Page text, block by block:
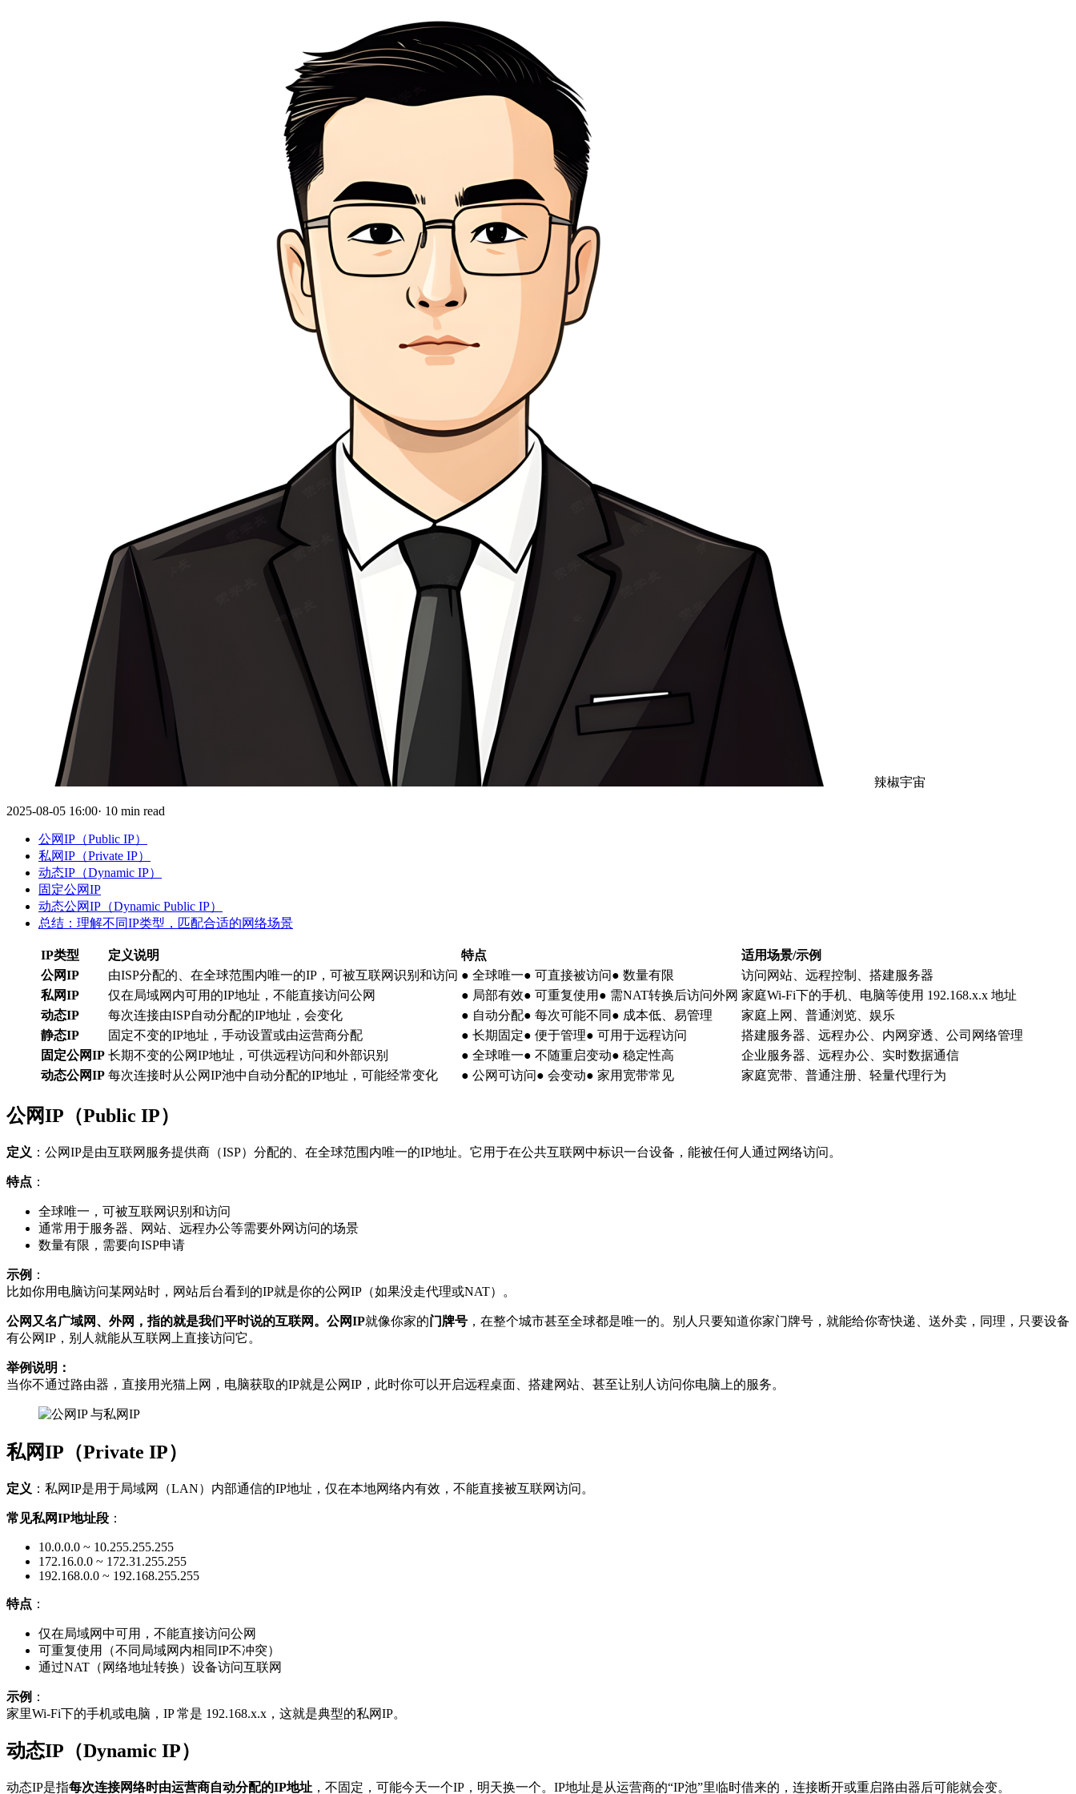
辣椒宇宙
2025-08-05 16:00· 10 min read
公网IP（Public IP）
私网IP（Private IP）
动态IP（Dynamic IP）
固定公网IP
动态公网IP（Dynamic Public IP）
总结：理解不同IP类型，匹配合适的网络场景
IP类型 定义说明 特点
适用场景/示例
公网IP
由ISP分配的、在全球范围内唯一的IP，可被互联网识别和访问 ● 全球唯一● 可直接被访问● 数量有限
访问网站、远程控制、搭建服务器
私网IP
仅在局域网内可用的IP地址，不能直接访问公网 ● 局部有效● 可重复使用● 需NAT转换后访问外网 家庭Wi-Fi下的手机、电脑等使用 192.168.x.x 地址
动态IP
每次连接由ISP自动分配的IP地址，会变化 ● 自动分配● 每次可能不同● 成本低、易管理
家庭上网、普通浏览、娱乐
静态IP
固定不变的IP地址，手动设置或由运营商分配 ● 长期固定● 便于管理● 可用于远程访问
搭建服务器、远程办公、内网穿透、公司网络管理
固定公网IP 长期不变的公网IP地址，可供远程访问和外部识别 ● 全球唯一● 不随重启变动● 稳定性高
企业服务器、远程办公、实时数据通信
动态公网IP 每次连接时从公网IP池中自动分配的IP地址，可能经常变化 ● 公网可访问● 会变动● 家用宽带常见 家庭宽带、普通注册、轻量代理行为
公网IP（Public IP）
定义 ：公网IP是由互联网服务提供商（ISP）分配的、在全球范围内唯一的IP地址。它用于在公共互联网中标识一台设备，能被任何人通过网络访问。
特点 ：
全球唯一，可被互联网识别和访问
通常用于服务器、网站、远程办公等需要外网访问的场景
数量有限，需要向ISP申请
示例 ：
比如你用电脑访问某网站时，网站后台看到的IP就是你的公网IP（如果没走代理或NAT）。
公网又名广域网、外网，指的就是我们平时说的互联网。公网IP就像你家的门牌号 ，在整个城市甚至全球都是唯一的。别人只要知道你家门牌号，就能给你寄快递、送外卖，同理，只要设备
有公网IP，别人就能从互联网上直接访问它。
举例说明：
当你不通过路由器，直接用光猫上网，电脑获取的IP就是公网IP，此时你可以开启远程桌面、搭建网站、甚至让别人访问你电脑上的服务。
私网IP（Private IP）
定义 ：私网IP是用于局域网（LAN）内部通信的IP地址，仅在本地网络内有效，不能直接被互联网访问。
常见私网IP地址段 ：
10.0.0.0 ~ 10.255.255.255
172.16.0.0 ~ 172.31.255.255
192.168.0.0 ~ 192.168.255.255
特点 ：
仅在局域网中可用，不能直接访问公网
可重复使用（不同局域网内相同IP不冲突）
通过NAT（网络地址转换）设备访问互联网
示例 ：
家里Wi-Fi下的手机或电脑，IP 常是 192.168.x.x，这就是典型的私网IP。
动态IP（Dynamic IP）
动态IP是指每次连接网络时由运营商自动分配的IP地址 ，不固定，可能今天一个IP，明天换一个。IP地址是从运营商的“IP池”里临时借来的，连接断开或重启路由器后可能就会变。